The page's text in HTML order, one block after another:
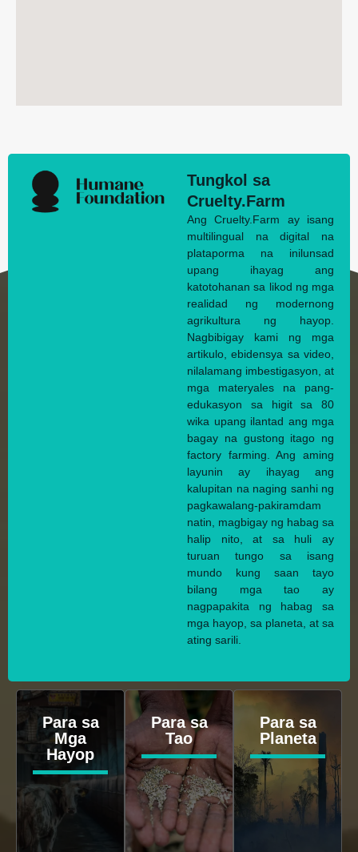
Tungkol sa
Cruelty.Farm
Ang Cruelty.Farm ay isang
multilingual na digital na
plataporma na inilunsad
upang ihayag ang
katotohanan sa likod ng mga
realidad ng modernong
agrikultura ng hayop.
Nagbibigay kami ng mga
artikulo, ebidensya sa video,
nilalamang imbestigasyon, at
mga materyales na pang-
edukasyon sa higit sa 80
wika upang ilantad ang mga
bagay na gustong itago ng
factory farming. Ang aming
layunin ay ihayag ang
kalupitan na naging sanhi ng
pagkawalang-pakiramdam
natin, magbigay ng habag sa
halip nito, at sa huli ay
turuan tungo sa isang
mundo kung saan tayo
bilang mga tao ay
nagpapakita ng habag sa
mga hayop, sa planeta, at sa
ating sarili.
Para sa
Mga
Hayop
Para sa
Tao
Para sa
Planeta